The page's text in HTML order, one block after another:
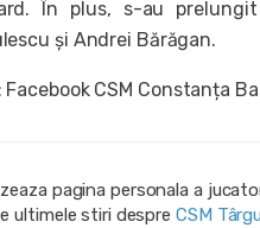
În plus, s-au
și Andrei Bărăgan.
CSM Constanța
pagina personala a
ultimele stiri despre CSM